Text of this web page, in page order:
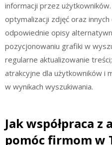
informacji przez
optymalizacji zdjęć oraz
odpowiednie opisy
pozycjonowaniu grafiki w
regularne aktualizowanie
atrakcyjne dla użytkowników i
w wynikach wyszukiwania.
Jak współpraca z
pomóc firmom w